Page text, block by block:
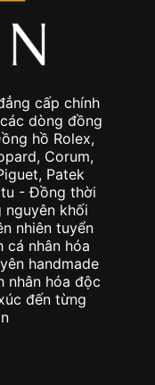
cấp chính
dòng đồng
hồ Rolex,
Corum,
Patek
- Đồng thời
khối
nhiên tuyển
cá nhân hóa
handmade
nhân hóa độc
đến từng